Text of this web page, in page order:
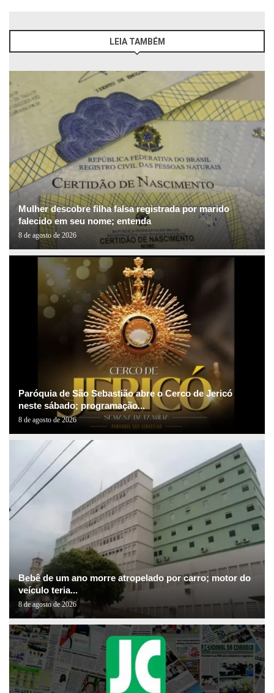
LEIA TAMBÉM
Mulher descobre filha falsa registrada por marido
falecido em seu nome; entenda
8 de agosto de 2026
Paróquia de São Sebastião abre o Cerco de Jericó
neste sábado; programação...
8 de agosto de 2026
Bebê de um ano morre atropelado por carro; motor do
veículo teria...
8 de agosto de 2026